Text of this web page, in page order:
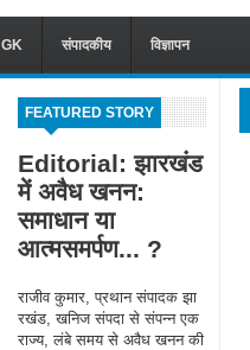
GK संपादकीय विज्ञापन
FEATURED STORY
Editorial: झारखंड
में अवैध खनन:
समाधान या
आत्मसमर्पण... ?
राजीव कुमार, प्रथान संपादक झा
रखंड, खनिज संपदा से संपन्न एक
राज्य, लंबे समय से अवैध खनन की